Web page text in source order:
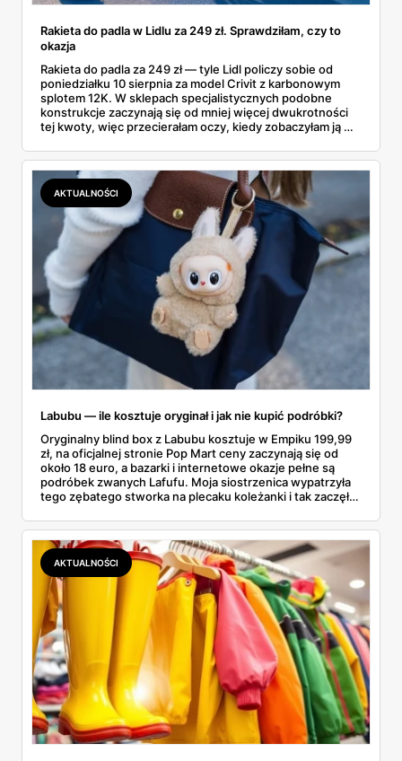
Rakieta do padla w Lidlu za 249 zł. Sprawdziłam, czy to
okazja
Rakieta do padla za 249 zł — tyle Lidl policzy sobie od
poniedziałku 10 sierpnia za model Crivit z karbonowym
splotem 12K. W sklepach specjalistycznych podobne
konstrukcje zaczynają się od mniej więcej dwukrotności
tej kwoty, więc przecierałam oczy, kiedy zobaczyłam ją w
najszybciej rosnący sport w Polsce: kortów przybywa
lawinowo, a chętnych jeszcze szybciej. Sprawdziłam, co
dokładnie dostajemy za te pieniądze i komu taka rakieta
faktycznie wystarczy.
AKTUALNOŚCI
Labubu — ile kosztuje oryginał i jak nie kupić podróbki?
Oryginalny blind box z Labubu kosztuje w Empiku 199,99
zł, na oficjalnej stronie Pop Mart ceny zaczynają się od
około 18 euro, a bazarki i internetowe okazje pełne są
podróbek zwanych Lafufu. Moja siostrzenica wypatrzyła
tego zębatego stworka na plecaku koleżanki i tak zaczęło
kosztuje i po czym poznać, że sprzedawca nie wciska nam
podróbki. Spisałam wszystko, czego się dowiedziałam —
łącznie z jedną wpadką, o której za chwilę.
AKTUALNOŚCI